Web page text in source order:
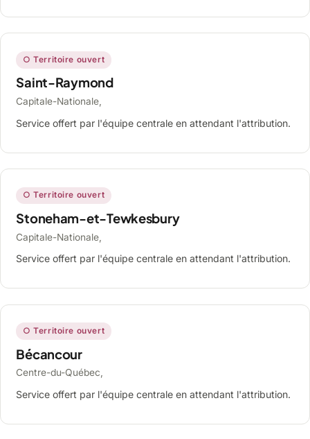
○ Territoire ouvert
Saint-Raymond
Capitale-Nationale,
Service offert par l'équipe centrale en attendant l'attribution.
○ Territoire ouvert
Stoneham-et-Tewkesbury
Capitale-Nationale,
Service offert par l'équipe centrale en attendant l'attribution.
○ Territoire ouvert
Bécancour
Centre-du-Québec,
Service offert par l'équipe centrale en attendant l'attribution.